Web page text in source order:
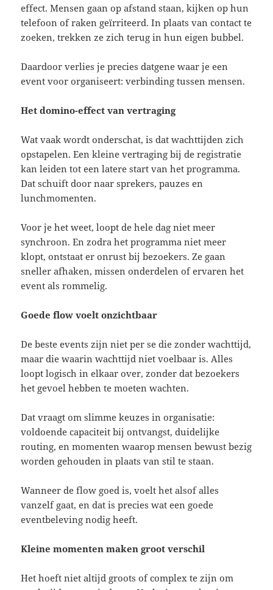
effect. Mensen gaan op afstand staan, kijken op hun
telefoon of raken geïrriteerd. In plaats van contact te
zoeken, trekken ze zich terug in hun eigen bubbel.
Daardoor verlies je precies datgene waar je een
event voor organiseert: verbinding tussen mensen.
Het domino-effect van vertraging
Wat vaak wordt onderschat, is dat wachttijden zich
opstapelen. Een kleine vertraging bij de registratie
kan leiden tot een latere start van het programma.
Dat schuift door naar sprekers, pauzes en
lunchmomenten.
Voor je het weet, loopt de hele dag niet meer
synchroon. En zodra het programma niet meer
klopt, ontstaat er onrust bij bezoekers. Ze gaan
sneller afhaken, missen onderdelen of ervaren het
event als rommelig.
Goede flow voelt onzichtbaar
De beste events zijn niet per se die zonder wachttijd,
maar die waarin wachttijd niet voelbaar is. Alles
loopt logisch in elkaar over, zonder dat bezoekers
het gevoel hebben te moeten wachten.
Dat vraagt om slimme keuzes in organisatie:
voldoende capaciteit bij ontvangst, duidelijke
routing, en momenten waarop mensen bewust bezig
worden gehouden in plaats van stil te staan.
Wanneer de flow goed is, voelt het alsof alles
vanzelf gaat, en dat is precies wat een goede
eventbeleving nodig heeft.
Kleine momenten maken groot verschil
Het hoeft niet altijd groots of complex te zijn om